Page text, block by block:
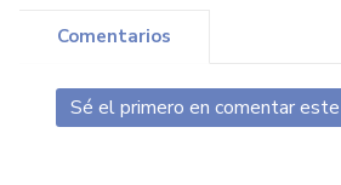
Comentarios
Sé el primero en comentar